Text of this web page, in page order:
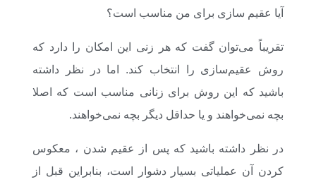
آیا عقیم سازی برای من مناسب است؟
تقریباً می‌توان گفت که هر زنی این امکان را دارد که
روش عقیم‌سازی را انتخاب کند. اما در نظر داشته
باشید که این روش برای زنانی مناسب است که اصلا
بچه نمی‌خواهند و یا حداقل دیگر بچه نمی‌خواهند.
در نظر داشته باشید که پس از عقیم شدن ، معکوس
کردن آن عملیاتی بسیار دشوار است، بنابراین قبل از